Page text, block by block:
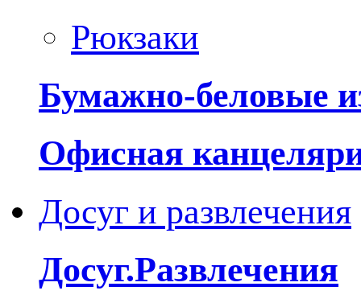
Рюкзаки
Бумажно-беловые
Офисная
Досуг и развлечения
Досуг.Развлечения